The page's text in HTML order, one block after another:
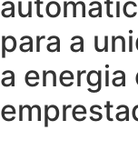
para a
a energia